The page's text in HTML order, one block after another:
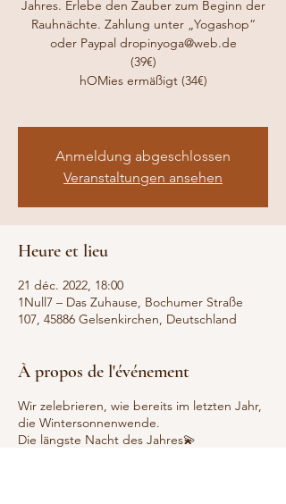
Jahres. Erlebe den Zauber zum Beginn der
Rauhnächte. Zahlung unter „Yogashop“
oder Paypal dropinyoga@web.de
(39€)
hOMies ermäßigt (34€)
Anmeldung abgeschlossen
Veranstaltungen ansehen
Heure et lieu
21 déc. 2022, 18:00
1Null7 – Das Zuhause, Bochumer Straße
107, 45886 Gelsenkirchen, Deutschland
À propos de l'événement
Wir zelebrieren, wie bereits im letzten Jahr,
die Wintersonnenwende.
Die längste Nacht des Jahres💫